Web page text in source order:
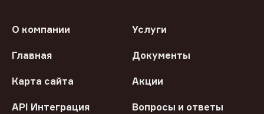
О компании Услуги
Главная Документы
Карта сайта Акции
API Интеграция Вопросы и ответы